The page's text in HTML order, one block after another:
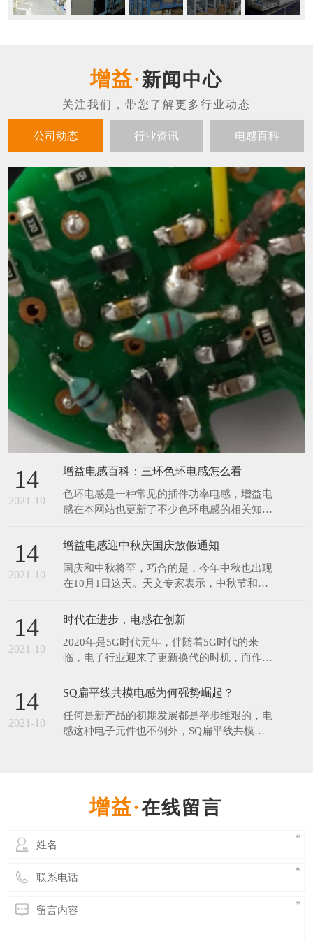
新闻中心
公司动态 行业资讯 电感百科
14
2021-10
增益电感百科：三环色环电感怎么看
​色环电感是一种常见的插件功率电感，增益电
感在本网站也更新了不少色环电感的相关知
感的相关知识。前两天，有位客户给小编发了
一张图，让小编给他读一下数值，小编在一开
始看到图片的时候没觉得有什么奇怪之处，但
是在帮客户读数值的时候才发现原来这个色环
14
2021-10
增益电感迎中秋庆国庆放假通知
​国庆和中秋将至，巧合的是，今年中秋也出现
在10月1日这天。天文专家表示，中秋节和国
见。上一次是2001年，另外两次分别在2031
年和2077年。对此网友调侃：连国庆和中秋都
在一起了，而我还是单身。​中秋节每年固定在
农历的八月十五，但它在阳历中的日期却非常
14
2021-10
时代在进步，电感在创新
2020年是5G时代元年，伴随着5G时代的来
临，电子行业迎来了更新换代的时机，而作为
器，在新的时代将会有更大的发展空间。 伴
领域，电感行业会走向一个更大的发展空间。
无论科技进步的有多快，电子产品更新的再
14
2021-10
SQ扁平线共模电感为何强势崛起？
任何是新产品的初期发展都是举步维艰的，电
感这种电子元件也不例外，SQ扁平线共模电
是发展至今SQ共模电感已经开始受到各行业
在线留言